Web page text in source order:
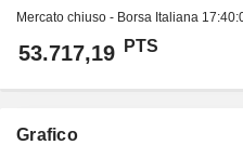
Mercato chiuso - Borsa Italiana
53.717,19 PTS
Grafico